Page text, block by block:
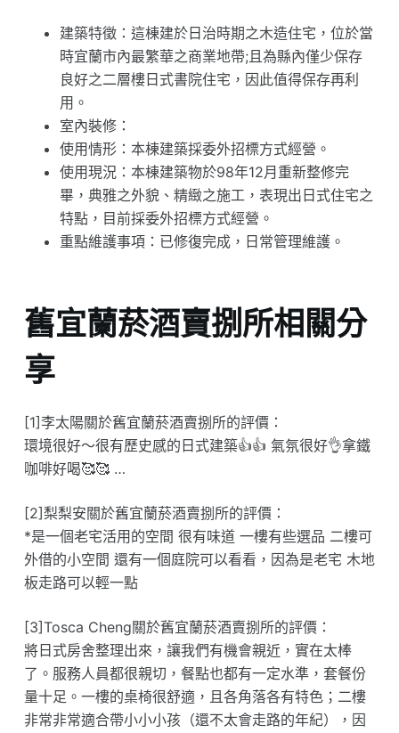
建築特徵：這棟建於日治時期之木造住宅，位於當
時宜蘭市內最繁華之商業地帶;且為縣內僅少保存
良好之二層樓日式書院住宅，因此值得保存再利
用。
室內裝修：
使用情形：本棟建築採委外招標方式經營。
使用現況：本棟建築物於98年12月重新整修完
畢，典雅之外貌、精緻之施工，表現出日式住宅之
特點，目前採委外招標方式經營。
重點維護事項：已修復完成，日常管理維護。
舊宜蘭菸酒賣捌所相關分
享
[1]李太陽關於舊宜蘭菸酒賣捌所的評價：
環境很好～很有歷史感的日式建築👍👍 氣氛很好👌拿鐵
咖啡好喝🥰🥰 …
[2]梨梨安關於舊宜蘭菸酒賣捌所的評價：
*是一個老宅活用的空間 很有味道 一樓有些選品 二樓可
外借的小空間 還有一個庭院可以看看，因為是老宅 木地
板走路可以輕一點
[3]Tosca Cheng關於舊宜蘭菸酒賣捌所的評價：
將日式房舍整理出來，讓我們有機會親近，實在太棒
了。服務人員都很親切，餐點也都有一定水準，套餐份
量十足。一樓的桌椅很舒適，且各角落各有特色；二樓
非常非常適合帶小小小孩（還不太會走路的年紀），因